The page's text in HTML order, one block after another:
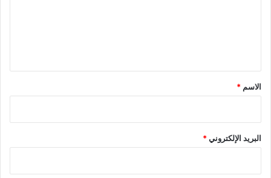
*
الاسم *
البريد الإلكتروني*